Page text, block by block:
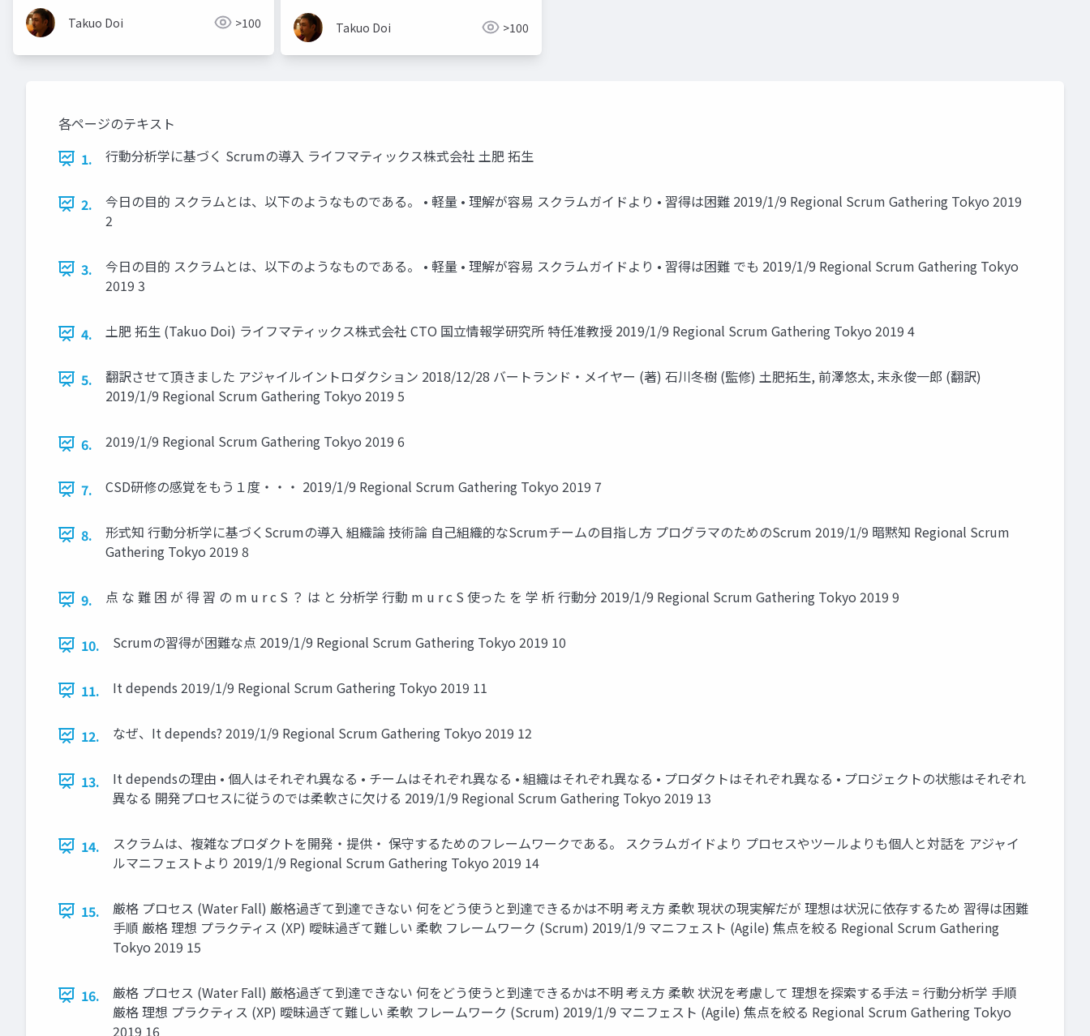
Takuo Doi >100 Takuo Doi >100
各ページのテキスト
1.
行動分析学に基づく Scrumの導入 ライフマティックス株式会社 土肥 拓生
2.
今⽇の⽬的 スクラムとは、以下のようなものである。 • 軽量 • 理解が容易 スクラムガイドより • 習得は困難 2019/1/9 Regional Scrum Gathering Tokyo 2019
2
3.
今⽇の⽬的 スクラムとは、以下のようなものである。 • 軽量 • 理解が容易 スクラムガイドより • 習得は困難 でも 2019/1/9 Regional Scrum Gathering Tokyo
2019 3
4. 土肥 拓生 (Takuo Doi) ライフマティックス株式会社 CTO 国立情報学研究所 特任准教授 2019/1/9 Regional Scrum Gathering Tokyo 2019 4
5.
翻訳させて頂きました アジャイルイントロダクション 2018/12/28 バートランド・メイヤー (著) 石川冬樹 (監修) 土肥拓生, 前澤悠太, 末永俊一郎 (翻訳)
2019/1/9 Regional Scrum Gathering Tokyo 2019 5
6. 2019/1/9 Regional Scrum Gathering Tokyo 2019 6
7. CSD研修の感覚をもう１度・・・ 2019/1/9 Regional Scrum Gathering Tokyo 2019 7
8.
形式知 行動分析学に基づくScrumの導入 組織論 技術論 自己組織的なScrumチームの目指し方 プログラマのためのScrum 2019/1/9 暗黙知 Regional Scrum
Gathering Tokyo 2019 8
9. 点 な 難 困 が 得 習 の m u r c S ？ は と 分析学 行動 m u r c S 使った を 学 析 行動分 2019/1/9 Regional Scrum Gathering Tokyo 2019 9
10. Scrumの習得が困難な点 2019/1/9 Regional Scrum Gathering Tokyo 2019 10
11. It depends 2019/1/9 Regional Scrum Gathering Tokyo 2019 11
12. なぜ、It depends? 2019/1/9 Regional Scrum Gathering Tokyo 2019 12
13.
It dependsの理由 • 個人はそれぞれ異なる • チームはそれぞれ異なる • 組織はそれぞれ異なる • プロダクトはそれぞれ異なる • プロジェクトの状態はそれぞれ
異なる 開発プロセスに従うのでは柔軟さに欠ける 2019/1/9 Regional Scrum Gathering Tokyo 2019 13
14.
スクラムは、複雑なプロダクトを開発・提供・ 保守するためのフレームワークである。 スクラムガイドより プロセスやツールよりも個人と対話を アジャイ
ルマニフェストより 2019/1/9 Regional Scrum Gathering Tokyo 2019 14
15.
厳格 プロセス (Water Fall) 厳格過ぎて到達できない 何をどう使うと到達できるかは不明 考え方 柔軟 現状の現実解だが 理想は状況に依存するため 習得は困難
手順 厳格 理想 プラクティス (XP) 曖昧過ぎて難しい 柔軟 フレームワーク (Scrum) 2019/1/9 マニフェスト (Agile) 焦点を絞る Regional Scrum Gathering
Tokyo 2019 15
16.
厳格 プロセス (Water Fall) 厳格過ぎて到達できない 何をどう使うと到達できるかは不明 考え方 柔軟 状況を考慮して 理想を探索する手法 = 行動分析学 手順
厳格 理想 プラクティス (XP) 曖昧過ぎて難しい 柔軟 フレームワーク (Scrum) 2019/1/9 マニフェスト (Agile) 焦点を絞る Regional Scrum Gathering Tokyo
2019 16